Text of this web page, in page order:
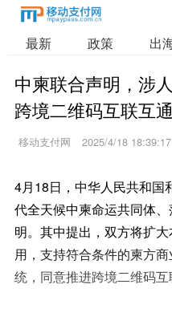
最新 政策 出
中柬联合声明，涉
跨境二维码互联互通
移动支付网 2025/4/18 18:39:17
4月18日，中华人民共和国
代全天候中柬命运共同体
明。其中提出，双方将扩
用，支持符合条件的柬方
统，同意推进跨境二维码互